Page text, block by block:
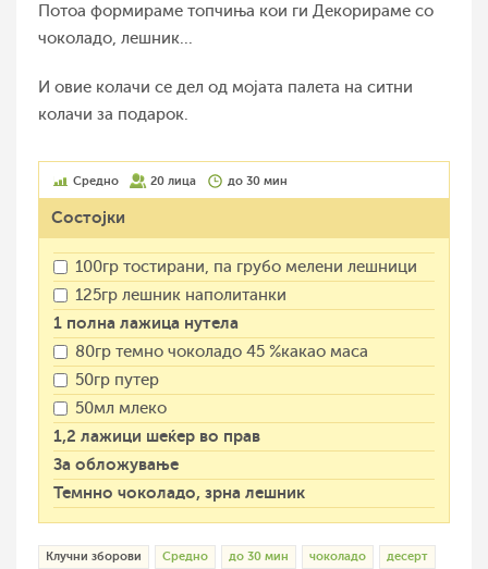
Потоа формираме топчиња кои ги Декорираме со
чоколадо, лешник...
И овие колачи се дел од мојата палета на ситни
колачи за подарок.
Средно 20 лица до 30 мин
Состојки
100гр тостирани, па грубо мелени лешници
125гр лешник наполитанки
1 полна лажица нутела
80гр темно чоколадо 45 %какао маса
50гр путер
50мл млеко
1,2 лажици шеќер во прав
За обложување
Темнно чоколадо, зрна лешник
Клучни зборови Средно до 30 мин чоколадо десерт